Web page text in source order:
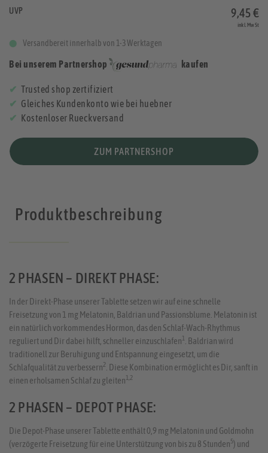
UVP 9,45 €
inkl. MwSt
Versandbereit innerhalb von 1-3 Werktagen
Bei unserem Partnershop kaufen
Trusted shop zertifiziert
Gleiches Kundenkonto wie bei huebner
Kostenloser Rueckversand
ZUM PARTNERSHOP
Produktbeschreibung
2 PHASEN – DIREKT PHASE:
In der Direkt-Phase unserer Tablette setzen wir auf eine schnelle
Freisetzung von 1 mg Melatonin, Baldrian und Passionsblume. Melatonin ist
ein natürlich vorkommendes Hormon, das den Schlaf-Wach-Rhythmus
reguliert und Dir dabei hilft, schneller einzuschlafen1
. Baldrian wird
traditionell zur Beruhigung und Entspannung eingesetzt, um die
Schlafqualität zu verbessern2 . Diese Kombination ermöglicht es Dir, sanft in
einen erholsamen Schlaf zu gleiten1,2
2 PHASEN – DEPOT PHASE:
Die Depot-Phase unserer Tablette enthält 0,9 mg Melatonin und Goldmohn
(verzögerte Freisetzung für eine Unterstützung von bis zu 8 Stunden5) und